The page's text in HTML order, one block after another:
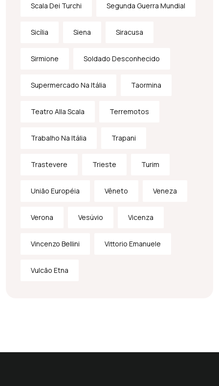
Scala Dei Turchi Segunda Guerra Mundial
Sicília Siena Siracusa
Sirmione Soldado Desconhecido
Supermercado Na Itália Taormina
Teatro Alla Scala Terremotos
Trabalho Na Itália Trapani
Trastevere Trieste Turim
União Européia Vêneto Veneza
Verona Vesúvio Vicenza
Vincenzo Bellini Vittorio Emanuele
Vulcão Etna